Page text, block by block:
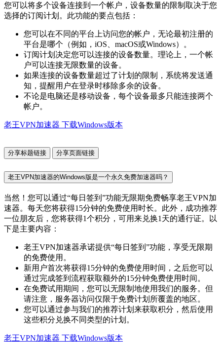
您可以将多个设备连接到一个帐户，设备数量的限制取决于您
选择的订阅计划。此功能的要点包括：
您可以在不同的平台上访问您的帐户，无论最初注册的
平台是哪个（例如，iOS、macOS或Windows）。
订阅计划决定您可以连接的设备数量。理论上，一个帐
户可以连接无限数量的设备。
如果连接的设备数量超过了计划的限制，系统将发送通
知，提醒用户在登录时移除多余的设备。
不论是电脑还是移动设备，每个设备最多只能连接两个
帐户。
老王VPN加速器 下载Windows版本
分享标题链接 分享页面链接
老王VPN加速器的Windows版是一个永久免费加速器吗？
当然！您可以通过“每日签到”功能无限期免费畅享老王VPN加
速器。每天您将获得15分钟的免费使用时长。此外，成功推荐
一位朋友后，您将获得1个积分，可用来兑换1天的通行证。以
下是主要内容：
老王VPN加速器承诺提供“每日签到”功能，享受无限期
的免费使用。
新用户首次将获得15分钟的免费使用时间，之后您可以
通过完成签到流程获取额外的15分钟免费使用时间。
在免费试用期间，您可以无限制地使用我们的服务。但
请注意，服务器访问仅限于免费计划所覆盖的地区。
您可以通过参与我们的推荐计划来获取积分，然后使用
这些积分兑换不同类型的计划。
老王VPN加速器 下载Windows版本